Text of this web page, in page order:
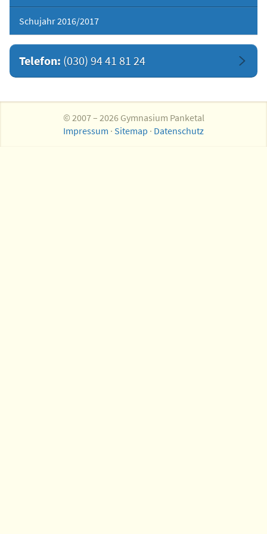
Schujahr 2016/2017
Telefon: (030) 94 41 81 24
© 2007 – 2026 Gymnasium Panketal
Impressum · Sitemap · Datenschutz